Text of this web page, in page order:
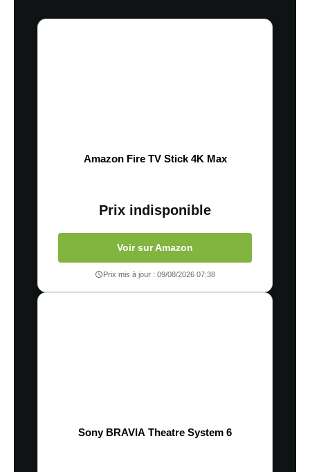
Amazon Fire TV Stick 4K Max
Prix indisponible
Voir sur Amazon
Prix mis à jour : 09/08/2026 07:38
Sony BRAVIA Theatre System 6